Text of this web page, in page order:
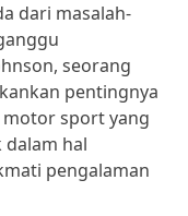
dari masalah-
seorang
pentingnya
sport yang
hal
pengalaman